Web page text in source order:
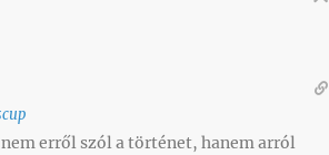
erről szól a történet, hanem arról